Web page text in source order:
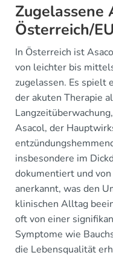
Zugelassene
Österreich/EU
In Österreich ist
von leichter bis
zugelassen. Es spielt
der akuten Therapie
Asacol, der
insbesondere im
dokumentiert und
anerkannt, was den
klinischen Alltag
oft von einer
Symptome wie
die Lebensqualität